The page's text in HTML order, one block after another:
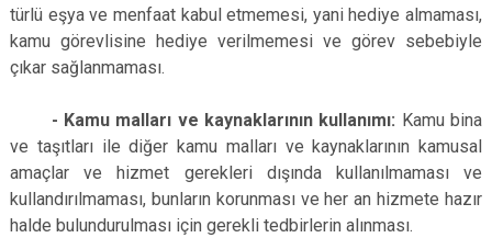
türlü eşya ve menfaat kabul etmemesi, yani hediye almaması,
kamu görevlisine hediye verilmemesi ve görev sebebiyle
çıkar sağlanmaması.
- Kamu malları ve kaynaklarının kullanımı: Kamu bina
ve taşıtları ile diğer kamu malları ve kaynaklarının kamusal
amaçlar ve hizmet gerekleri dışında kullanılmaması ve
kullandırılmaması, bunların korunması ve her an hizmete hazır
halde bulundurulması için gerekli tedbirlerin alınması.